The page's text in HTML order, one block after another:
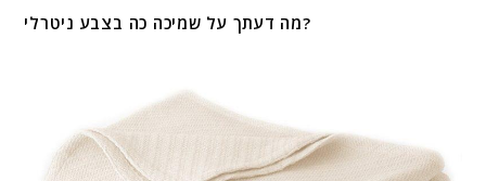
מה דעתך על שמיכה כה בצבע ניטרלי?